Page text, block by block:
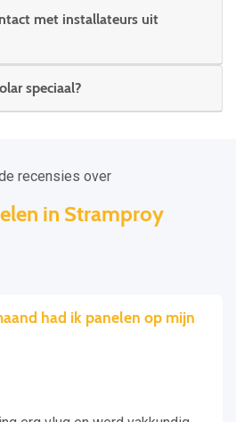
met installateurs uit
speciaal?
recensies over
in Stramproy
had ik panelen op mijn